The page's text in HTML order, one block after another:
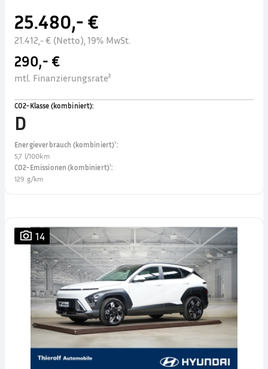
25.480,- €
21.412,- € (Netto), 19% MwSt.
290,- €
mtl. Finanzierungsrate²
CO2-Klasse (kombiniert):
D
Energieverbrauch (kombiniert)¹:
5,7 l/100km
CO2-Emissionen (kombiniert)¹:
129 g/km
14